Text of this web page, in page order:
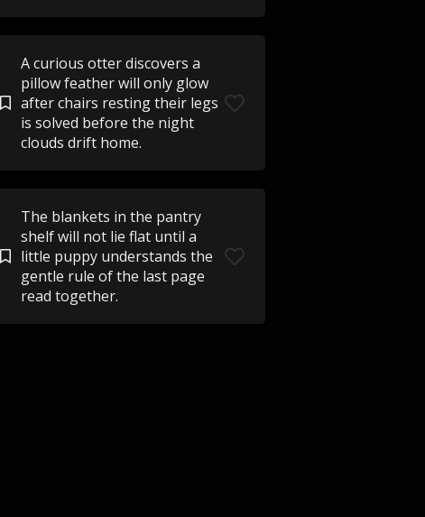
A curious otter discovers a
pillow feather will only glow
after chairs resting their legs
is solved before the night
clouds drift home.
The blankets in the pantry
shelf will not lie flat until a
little puppy understands the
gentle rule of the last page
read together.